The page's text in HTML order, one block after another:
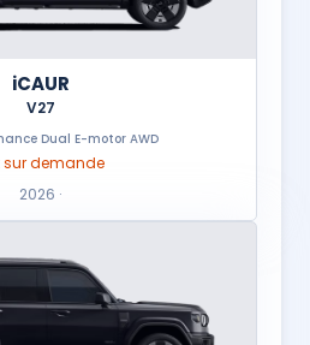
iCAUR
V27
Dual E-motor AWD
sur demande
2026 ·